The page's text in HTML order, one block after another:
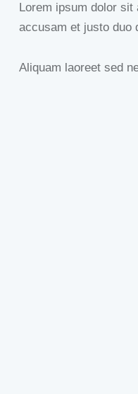
Lorem ipsum dolor
accusam et justo duo
Aliquam laoreet sed